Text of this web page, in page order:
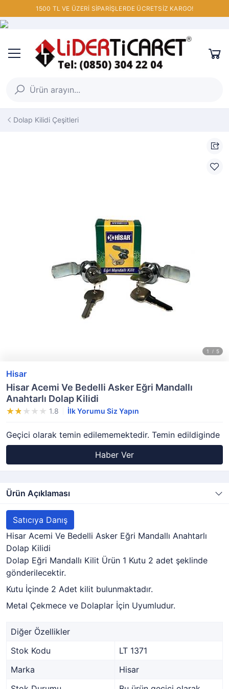
1500 TL VE ÜZERİ SİPARİŞLERDE ÜCRETSİZ KARGO!
Dolap Kilidi Çeşitleri
Hisar
Hisar Acemi Ve Bedelli Asker Eğri Mandallı
Anahtarlı Dolap Kilidi
1.8 İlk Yorumu Siz Yapın
Geçici olarak temin edilememektedir. Temin edildiginde
Haber Ver
Ürün Açıklaması
Satıcıya Danış
Hisar Acemi Ve Bedelli Asker Eğri Mandallı Anahtarlı
Dolap Kilidi
Dolap Eğri Mandallı Kilit Ürün 1 Kutu 2 adet şeklinde
gönderilecektir.
Kutu İçinde 2 Adet kilit bulunmaktadır.
Metal Çekmece ve Dolaplar İçin Uyumludur.
Diğer Özellikler
Stok Kodu
LT 1371
Marka
Hisar